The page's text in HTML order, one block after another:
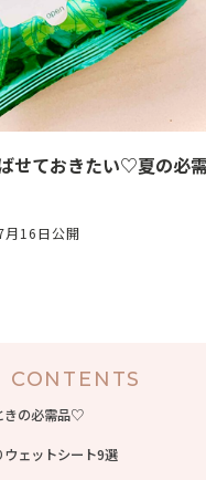
せておきたい♡夏の必
16日公開
CONTENTS
きの必需品♡
ェットシート9選